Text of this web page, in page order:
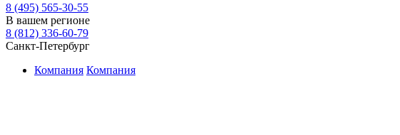
8 (495) 565-30-55
В вашем регионе
8 (812) 336-60-79
Санкт-Петербург
Компания Компания